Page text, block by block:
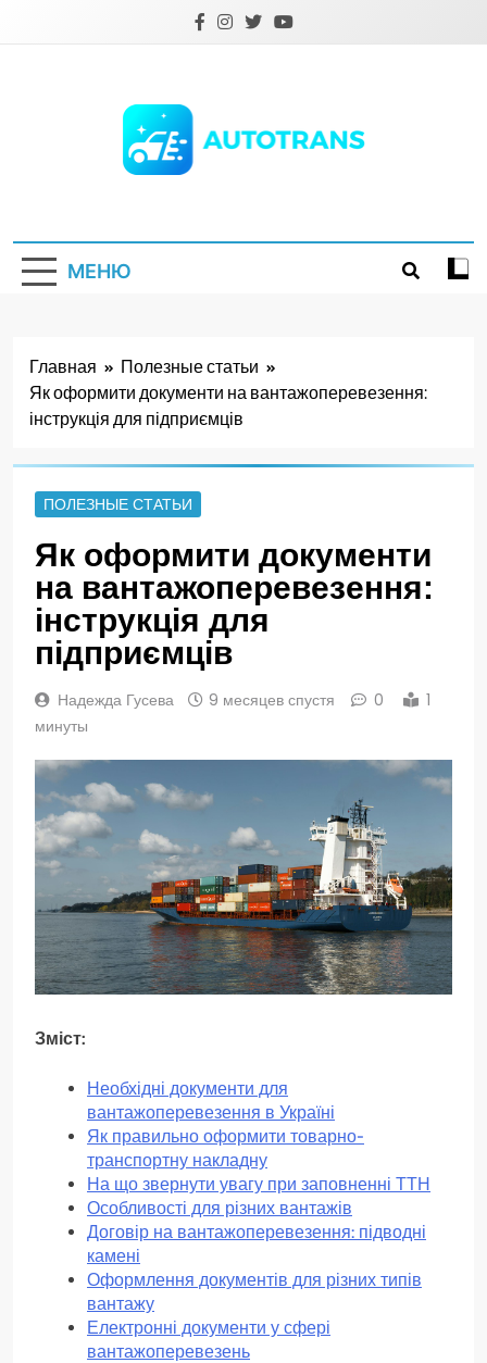
МЕНЮ
Главная
Полезные статьи
Як оформити документи на вантажоперевезення:
інструкція для підприємців
ПОЛЕЗНЫЕ СТАТЬИ
Як оформити документи
на вантажоперевезення:
інструкція для
підприємців
Надежда Гусева 9 месяцев спустя 0
1
минуты
Зміст:
Необхідні документи для
вантажоперевезення в Україні
Як правильно оформити товарно-
транспортну накладну
На що звернути увагу при заповненні ТТН
Особливості для різних вантажів
Договір на вантажоперевезення: підводні
камені
Оформлення документів для різних типів
вантажу
Електронні документи у сфері
вантажоперевезень